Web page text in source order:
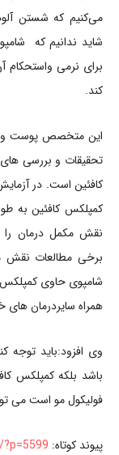
می‌کنیم که شستن
شاید ندانیم که
برای نرمی
کند.
این متخصص پوست و مو
تحقیقات و بررسی
کافئین است. در
کمپلکس کافئین به
نقش مکمل درمان
برخی مطالعات نقش
شامپوی حاوی کمپلکس
همراه سایردرمان
وی افزود:باید توجه
باشد بلکه کمپلکس
فولیکول مو است می
پیوند کوتاه: